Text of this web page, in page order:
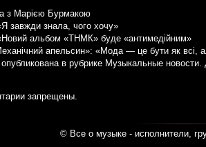
з Марією Бурмакою
завжди знала, чого хочу»
альбом «ТНМК» буде «антимедійним»
апельсин»: «Мода — це бути як всі,
в рубрике Музыкальные новости.
запрещены.
© Все о музыке - исполнители,